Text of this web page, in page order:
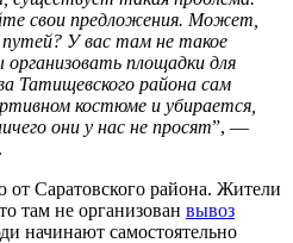
свои предложения. Может,
У вас там не такое
организовать площадки для
Татищевского района сам
костюме и убирается,
они у нас не просят”, —
Саратовского района. Жители
там не организован вывоз
начинают самостоятельно